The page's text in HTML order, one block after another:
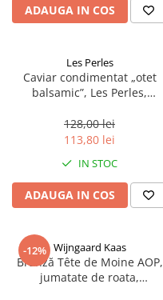
ADAUGA IN COS
Les Perles
Caviar condimentat „otet
balsamic”, Les Perles,
sferice, 200 g
128,00 lei
113,80 lei
IN STOC
ADAUGA IN COS
-12% Wijngaard Kaas
Brânză Tête de Moine AOP,
jumatate de roata,